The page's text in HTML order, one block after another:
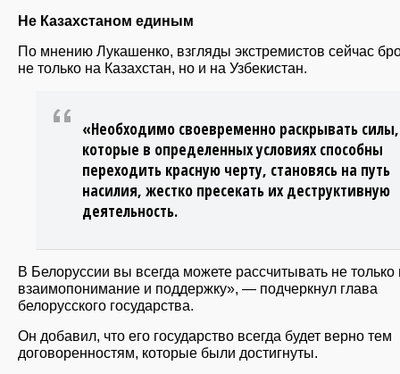
Не Казахстаном единым
По мнению Лукашенко, взгляды экстремистов сейчас
не только на Казахстан, но и на Узбекистан.
«Необходимо своевременно раскрывать силы,
которые в определенных условиях способны
переходить красную черту, становясь на путь
насилия, жестко пресекать их деструктивную
деятельность.
В Белоруссии вы всегда можете рассчитывать не только
взаимопонимание и поддержку», — подчеркнул глава
белорусского государства.
Он добавил, что его государство всегда будет верно тем
договоренностям, которые были достигнуты.